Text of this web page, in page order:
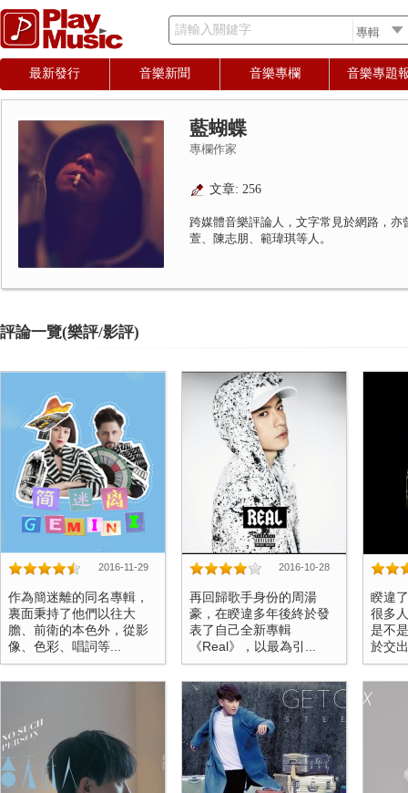
請輸入關鍵字
最新發行 音樂新聞 音樂專欄 音樂專題
藍蝴蝶
專欄作家
文章: 256
跨媒體音樂評論人，文字常見於網路，
萱、陳志朋、範瑋琪等人。
評論一覽(樂評/影評)
2016-11-29
作為簡迷離的同名專輯，
裏面秉持了他們以往大
膽、前衛的本色外，從影
像、色彩、唱詞等...
2016-10-28
再回歸歌手身份的周湯
豪，在睽違多年後終於發
表了自己全新專輯
《Real》，以最為引...
睽違
很多
是不
於交